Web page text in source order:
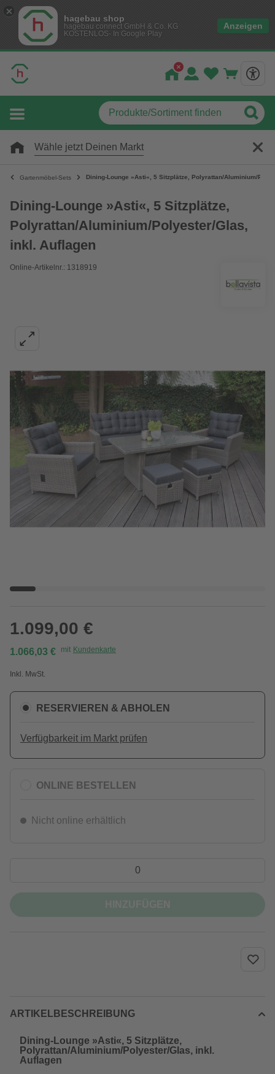
hagebau shop
hagebau connect GmbH & Co. KG
KOSTENLOS- In Google Play
Anzeigen
Wähle jetzt Deinen Markt
Gartenmöbel-Sets Dining-Lounge »Asti«, 5 Sitzplätze, Polyrattan/Aluminium/
Dining-Lounge »Asti«, 5 Sitzplätze,
Polyrattan/Aluminium/Polyester/Glas,
inkl. Auflagen
Online-Artikelnr.: 1318919
1.099,00 €
1.066,03 € mit Kundenkarte
Inkl. MwSt.
RESERVIEREN & ABHOLEN
Verfügbarkeit im Markt prüfen
ONLINE BESTELLEN
Nicht online erhältlich
ARTIKELBESCHREIBUNG
Dining-Lounge »Asti«, 5 Sitzplätze,
Polyrattan/Aluminium/Polyester/Glas, inkl.
Auflagen